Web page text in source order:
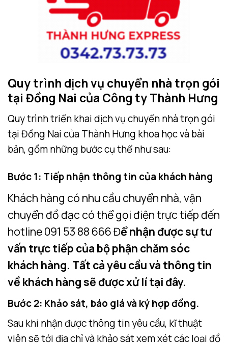
Quy trình dịch vụ chuyển nhà trọn gói
tại Đồng Nai của Công ty Thành Hưng
Quy trình triển khai dịch vụ chuyển nhà trọn gói
tại Đồng Nai của Thành Hưng khoa học và bài
bản, gồm những bước cụ thể như sau:
Bước 1: Tiếp nhận thông tin của khách hàng
Khách hàng có nhu cầu chuyển nhà, vận
chuyển đồ đạc có thể gọi điện trực tiếp đến
hotline091 53 88 666Để nhận được sự tư
vấn trực tiếp của bộ phận chăm sóc
khách hàng. Tất cả yêu cầu và thông tin
về khách hàng sẽ được xử lí tại đây.
Bước 2: Khảo sát, báo giá và ký hợp đồng.
Sau khi nhận được thông tin yêu cầu, kĩ thuật
viên sẽ tới địa chỉ và khảo sát xem xét các loại đồ